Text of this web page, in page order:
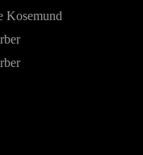
Kosemund